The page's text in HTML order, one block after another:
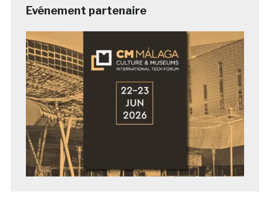
Evénement partenaire